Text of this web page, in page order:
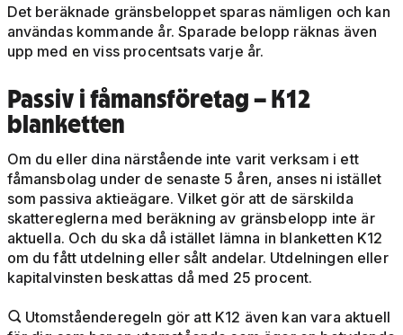
Det beräknade gränsbeloppet sparas nämligen och kan
användas kommande år. Sparade belopp räknas även
upp med en viss procentsats varje år.
Passiv i fåmansföretag – K12
blanketten
Om du eller dina närstående inte varit verksam i ett
fåmansbolag under de senaste 5 åren, anses ni istället
som passiva aktieägare. Vilket gör att de särskilda
skattereglerna med beräkning av gränsbelopp inte är
aktuella. Och du ska då istället lämna in blanketten K12
om du fått utdelning eller sålt andelar. Utdelningen eller
kapitalvinsten beskattas då med 25 procent.
Utomståenderegeln gör att K12 även kan vara aktuell